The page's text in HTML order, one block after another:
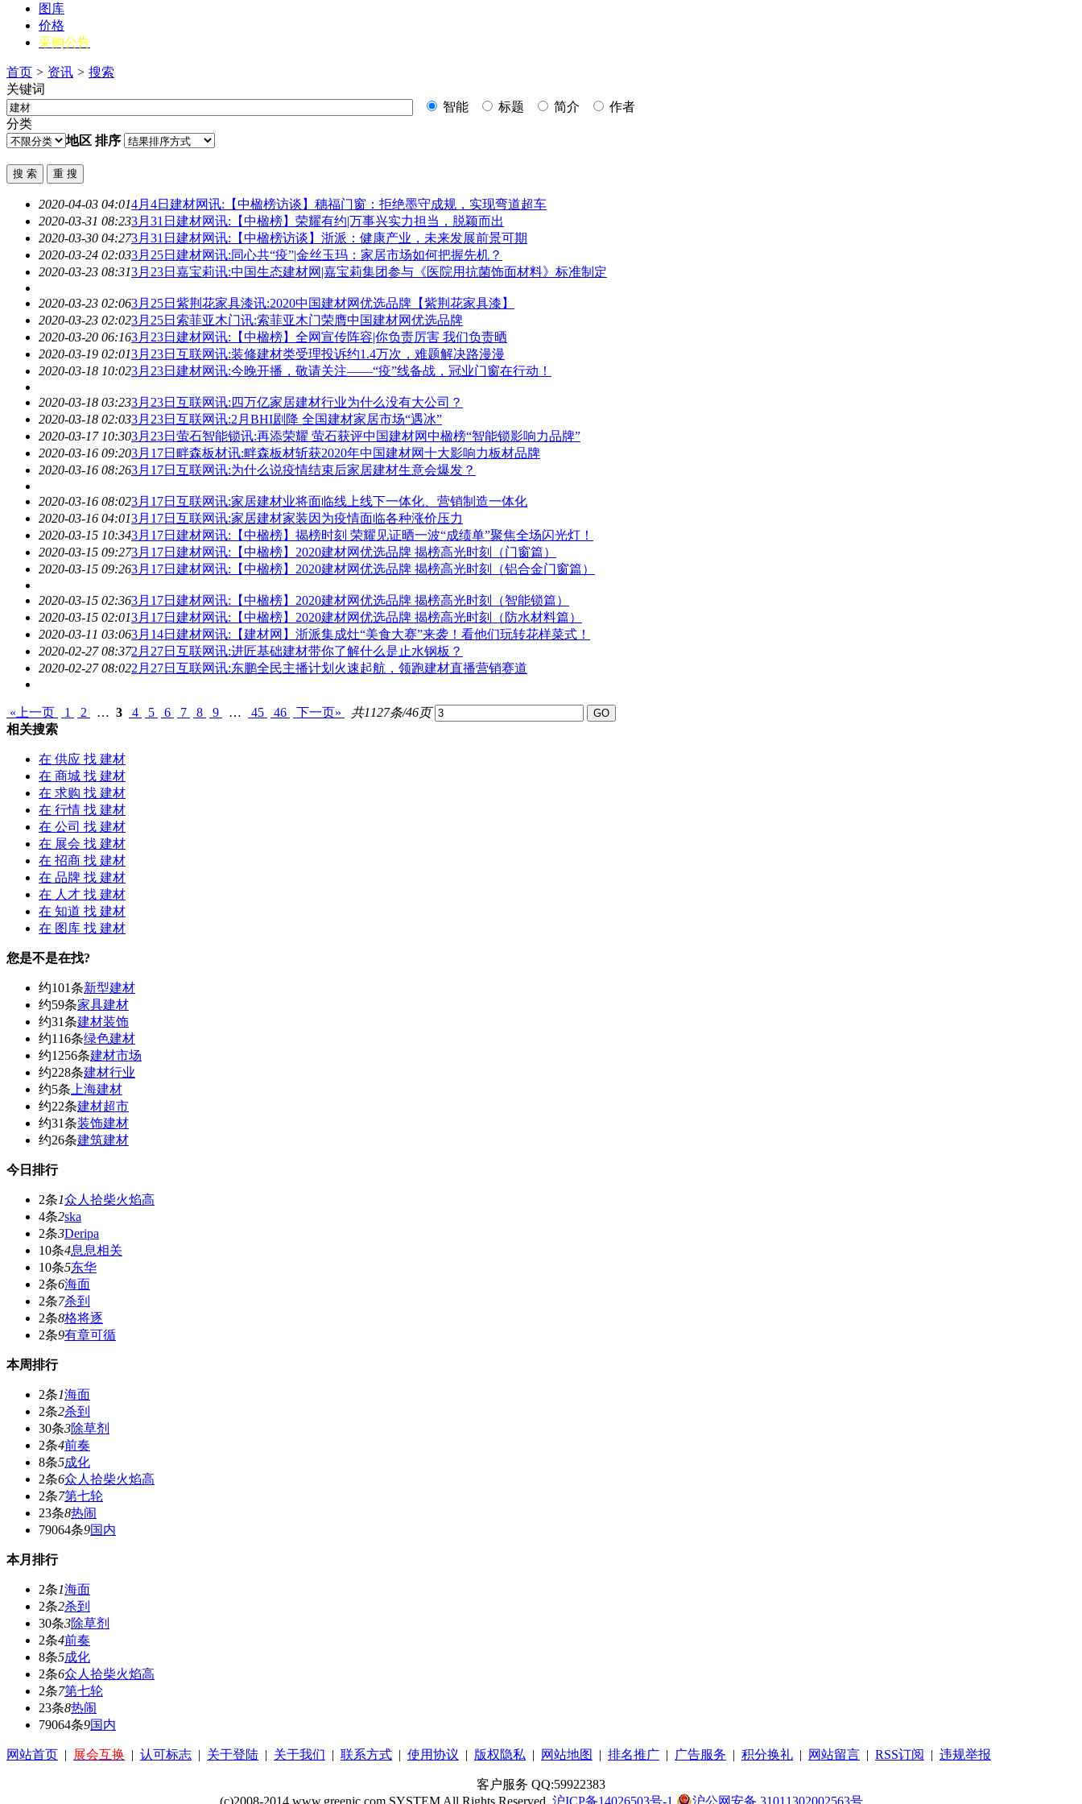
图库
价格
采购公告
首页 > 资讯 > 搜索
关键词
智能
标题 简介
作者
分类
地区 排序
2020-04-03 04:014月4日 建材网讯:【中楹榜访谈】穗福门窗：拒绝墨守成规，实现弯道超车
2020-03-31 08:233月31日 建材网讯:【中楹榜】荣耀有约|万事兴实力担当，脱颖而出
2020-03-30 04:273月31日 建材网讯:【中楹榜访谈】浙派：健康产业，未来发展前景可期
2020-03-24 02:033月25日 建材网讯:同心共“疫”|金丝玉玛：家居市场如何把握先机？
2020-03-23 08:313月23日嘉宝莉讯:中国生态建材网|嘉宝莉集团参与《医院用抗菌饰面材料》标准制定
2020-03-23 02:063月25日紫荆花家具漆讯:2020中国建材网优选品牌【紫荆花家具漆】
2020-03-23 02:023月25日索菲亚木门讯:索菲亚木门荣膺中国建材网优选品牌
2020-03-20 06:163月23日 建材网讯:【中楹榜】全网宣传阵容|你负责厉害 我们负责晒
2020-03-19 02:013月23日互联网讯:装修建材类受理投诉约1.4万次，难题解决路漫漫
2020-03-18 10:023月23日 建材网讯:今晚开播，敬请关注——“疫”线备战，冠业门窗在行动！
2020-03-18 03:233月23日互联网讯:四万亿家居建材行业为什么没有大公司？
2020-03-18 02:033月23日互联网讯:2月BHI剧降 全国建材家居市场“遇冰”
2020-03-17 10:303月23日萤石智能锁讯:再添荣耀 萤石获评中国建材网中楹榜“智能锁影响力品牌”
2020-03-16 09:203月17日畔森板材讯:畔森板材斩获2020年中国建材网十大影响力板材品牌
2020-03-16 08:263月17日互联网讯:为什么说疫情结束后家居建材生意会爆发？
2020-03-16 08:023月17日互联网讯:家居建材业将面临线上线下一体化、营销制造一体化
2020-03-16 04:013月17日互联网讯:家居建材家装因为疫情面临各种涨价压力
2020-03-15 10:343月17日 建材网讯:【中楹榜】揭榜时刻 荣耀见证晒一波“成绩单”聚焦全场闪光灯！
2020-03-15 09:273月17日 建材网讯:【中楹榜】2020建材网优选品牌 揭榜高光时刻（门窗篇）
2020-03-15 09:263月17日 建材网讯:【中楹榜】2020建材网优选品牌 揭榜高光时刻（铝合金门窗篇）
2020-03-15 02:363月17日 建材网讯:【中楹榜】2020建材网优选品牌 揭榜高光时刻（智能锁篇）
2020-03-15 02:013月17日 建材网讯:【中楹榜】2020建材网优选品牌 揭榜高光时刻（防水材料篇）
2020-03-11 03:063月14日 建材网讯:【建材网】浙派集成灶“美食大赛”来袭！看他们玩转花样菜式！
2020-02-27 08:372月27日互联网讯:进匠基础建材带你了解什么是止水钢板？
2020-02-27 08:022月27日互联网讯:东鹏全民主播计划火速起航，领跑建材直播营销赛道
«上一页 1 2 … 3 4 5 6 7 8 9 … 45 46 下一页»
共1127条/46页
相关搜索
在 供应 找 建材
在 商城 找 建材
在 求购 找 建材
在 行情 找 建材
在 公司 找 建材
在 展会 找 建材
在 招商 找 建材
在 品牌 找 建材
在 人才 找 建材
在 知道 找 建材
在 图库 找 建材
您是不是在找?
约101条新型建材
约59条家具建材
约31条建材装饰
约116条绿色建材
约1256条建材市场
约228条建材行业
约5条 上海建材
约22条建材超市
约31条装饰建材
约26条建筑建材
今日排行
2条1众人拾柴火焰高
4条2ska
2条3Deripa
10条4息息相关
10条5东华
2条6海面
2条7杀到
2条8格将逐
2条9有章可循
本周排行
2条1海面
2条2杀到
30条3除草剂
2条4前奏
8条5成化
2条6众人拾柴火焰高
2条7第七轮
23条8热闹
79064条9国内
本月排行
2条1海面
2条2杀到
30条3除草剂
2条4前奏
8条5成化
2条6众人拾柴火焰高
2条7第七轮
23条8热闹
79064条9国内
网站首页 | 展会互换 | 认可标志 | 关于登陆 | 关于我们 | 联系方式 | 使用协议 | 版权隐私 | 网站地图 | 排名推广 | 广告服务 | 积分换礼 | 网站留言 | RSS订阅 | 违规举报
客户服务 QQ:59922383
(c)2008-2014 www.greenjc.com SYSTEM All Rights Reserved. 沪ICP备14026503号-1 沪公网安备 31011302002563号